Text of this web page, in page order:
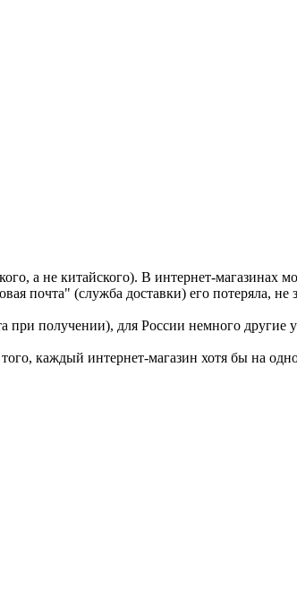
а не китайского). В интернет-магазинах
почта" (служба доставки) его потеряла,
получении), для России немного другие
каждый интернет-магазин хотя бы на